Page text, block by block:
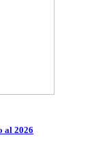
al 2026